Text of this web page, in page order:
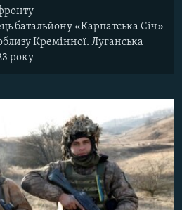
батальйону «Карпатська Січ»
Кремінної. Луганська
року